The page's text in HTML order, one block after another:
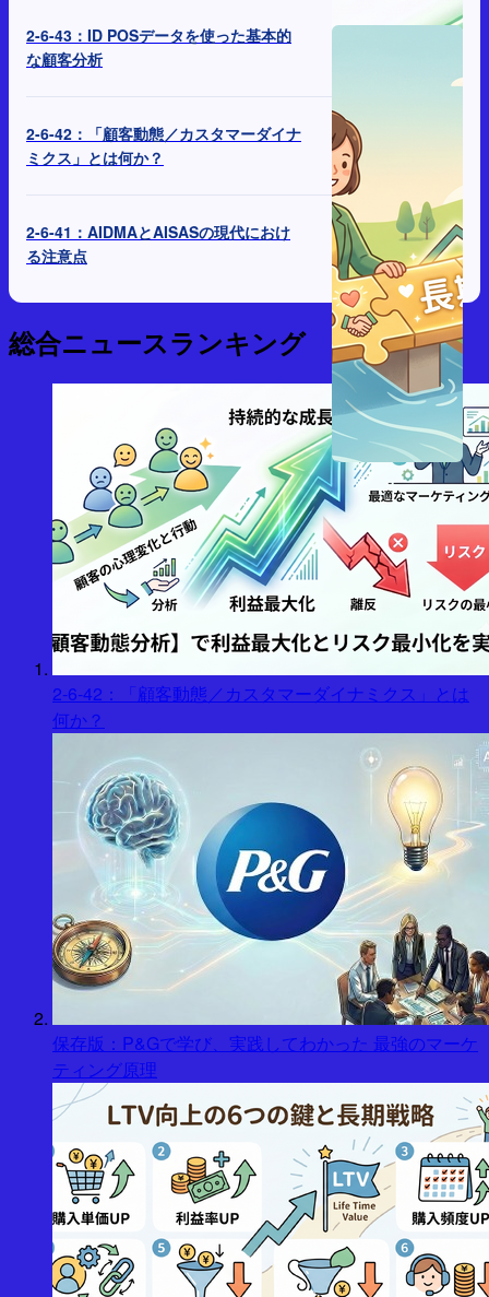
2-6-43：ID POSデータを使った基本的
な顧客分析
2-6-42：「顧客動態／カスタマーダイナ
ミクス」とは何か？
2-6-41：AIDMAとAISASの現代におけ
る注意点
総合ニュースランキング
2-6-42：「顧客動態／カスタマーダイナミクス」とは
何か？
保存版：P&Gで学び、実践してわかった 最強のマーケ
ティング原理